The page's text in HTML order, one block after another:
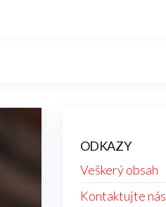
ODKAZY
Veškerý obsah
Kontaktujte nás